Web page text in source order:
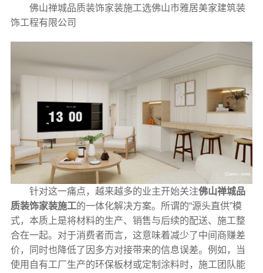
佛山禅城品质装饰家装施工选佛山市雅居美家建筑装
饰工程有限公司
针对这一痛点，越来越多的业主开始关注佛山禅城品
质装饰家装施工的一体化解决方案。所谓的“源头直供”模
式，本质上是将材料的生产、销售与后续的配送、施工整
合在一起。对于消费者而言，这意味着减少了中间商赚差
价，同时也降低了因多方对接带来的信息误差。例如，当
使用自有工厂生产的环保板材或定制涂料时，施工团队能